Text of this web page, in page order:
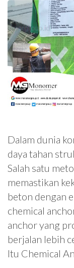
Dalam dunia
daya tahan
Salah satu
memastikan
beton dengan
chemical
anchor yang
berjalan lebih
Itu Chemical